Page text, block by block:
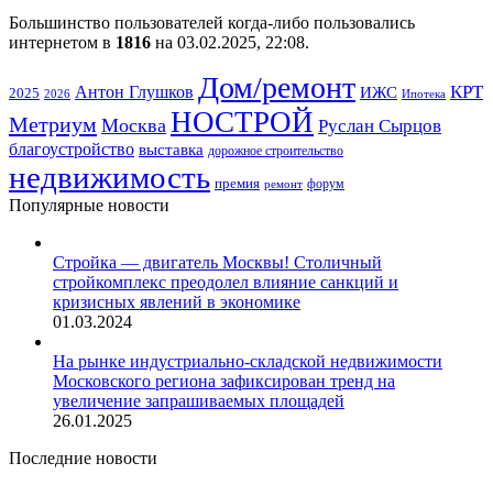
Большинство пользователей когда-либо пользовались
интернетом в 1816 на 03.02.2025, 22:08.
2025 2026 Антон Глушков Дом/ремонт ИЖС Ипотека КРТ
Метриум Москва НОСТРОЙ Руслан Сырцов
благоустройство выставка дорожное строительство
недвижимость премия ремонт форум
Популярные новости
Стройка — двигатель Москвы! Столичный
стройкомплекс преодолел влияние санкций и
кризисных явлений в экономике
01.03.2024
На рынке индустриально-складской недвижимости
Московского региона зафиксирован тренд на
увеличение запрашиваемых площадей
26.01.2025
Последние новости